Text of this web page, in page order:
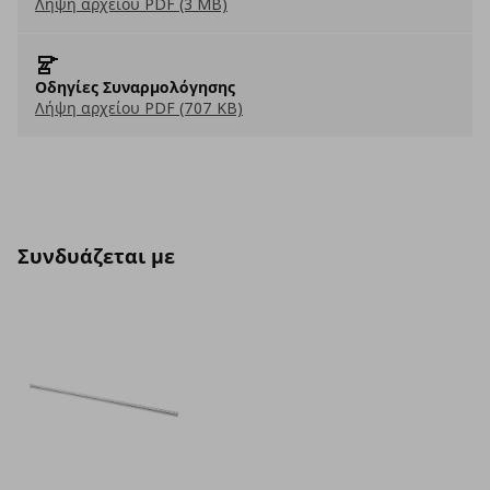
Οδηγίες Συναρμολόγησης
Λήψη αρχείου PDF (707 KB)
Συνδυάζεται με